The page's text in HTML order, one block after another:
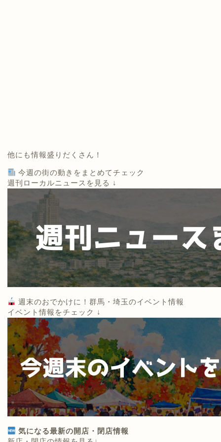
他にも情報盛りだくさん！
今週の街の動きをまとめてチェック
週刊ローカルニュースを見る ↓
週末のおでかけに！群馬・埼玉のイベント情報
イベント情報をチェック ↓
気になる最新の開店・閉店情報